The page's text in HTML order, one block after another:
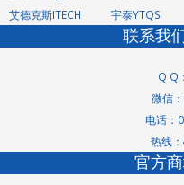
艾德克斯ITECH
宇泰YTQS
联系我
Q Q
微信
电话：
热线
官方